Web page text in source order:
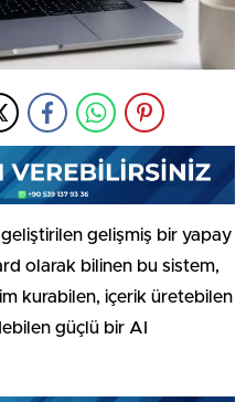
gelişmiş bir yapay
olarak bilinen bu sistem,
kurabilen, içerik üretebilen
güçlü bir AI